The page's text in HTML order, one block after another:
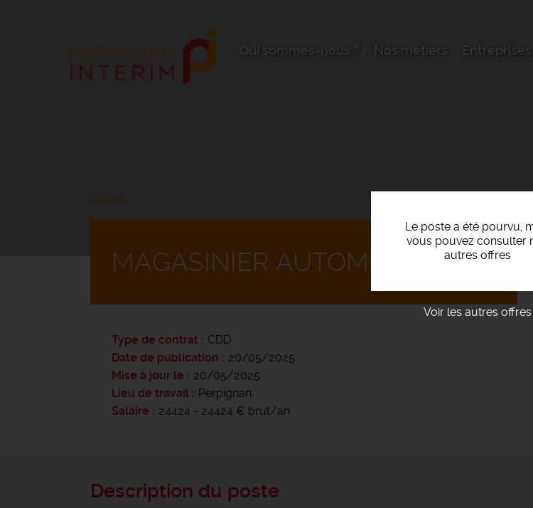
Qui sommes-nous ? Nos métiers Entreprises
Accueil
Le poste a été pourvu,
vous pouvez consulter
autres offres
Voir les autres offres
MAGASINIER AUTOMOBILE F/H
Type de contrat
CDD
Date de publication
20/05/2025
Mise à jour le
20/05/2025
Lieu de travail
Perpignan
Salaire
24424 - 24424 € brut/an
Description du poste